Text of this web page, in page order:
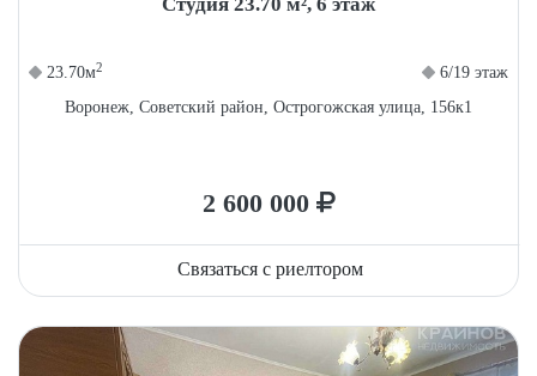
23.70м2
6/19 этаж
Воронеж, Советский район, Острогожская улица, 156к1
2 600 000
Связаться с риелтором